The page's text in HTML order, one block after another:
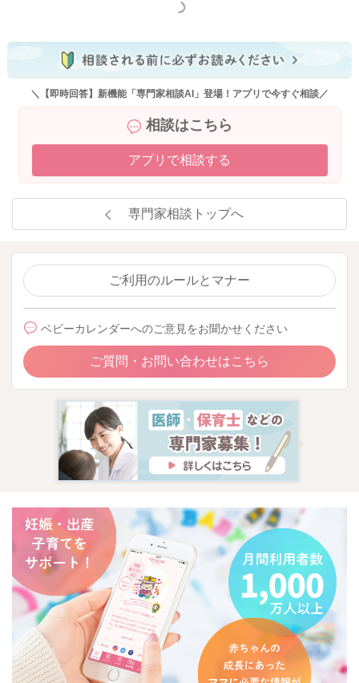
https://baby-calendar.jp/baby-food-recipe/page1?q=%E3%83%
すこしでもご参考になりましたら幸いです。
どうぞよろしくお願いいたします。
2025/12/4 9:52
もっと見る
＼【即時回答】新機能「専門家相談AI」登場！アプリで今すぐ相談／
相談はこちら
アプリで相談する
専門家相談トップへ
ご利用のルールとマナー
ベビーカレンダーへのご意見をお聞かせください
ご質問・お問い合わせはこちら